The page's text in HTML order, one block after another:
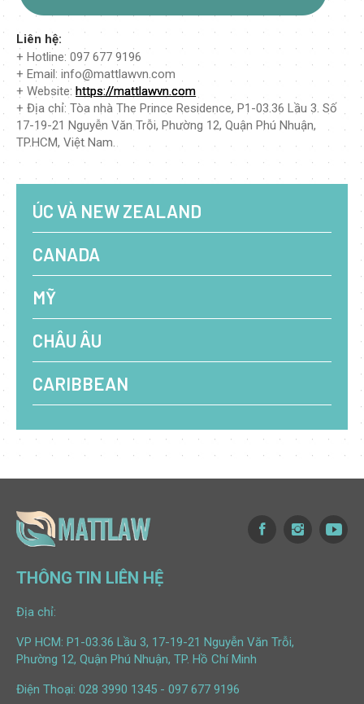
Liên hệ:
+ Hotline: 097 677 9196
+ Email: info@mattlawvn.com
+ Website: https://mattlawvn.com
+ Địa chỉ: Tòa nhà The Prince Residence, P1-03.36 Lầu 3. Số
17-19-21 Nguyễn Văn Trỗi, Phường 12, Quận Phú Nhuận,
TP.HCM, Việt Nam.
ÚC VÀ NEW ZEALAND
CANADA
MỸ
CHÂU ÂU
CARIBBEAN
THÔNG TIN LIÊN HỆ
Địa chỉ:
VP HCM: P1-03.36 Lầu 3, 17-19-21 Nguyễn Văn Trỗi,
Phường 12, Quận Phú Nhuận, TP. Hồ Chí Minh
Điện Thoại: 028 3990 1345 - 097 677 9196